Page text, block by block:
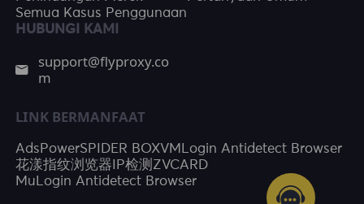
Semua Kasus Penggunaan
HUBUNGI KAMI
support@flyproxy.co
m
LINK BERMANFAAT
AdsPowerSPIDER BOXVMLogin Antidetect Browser
花漾指纹浏览器 IP检测 ZVCARD
MuLogin Antidetect Browser